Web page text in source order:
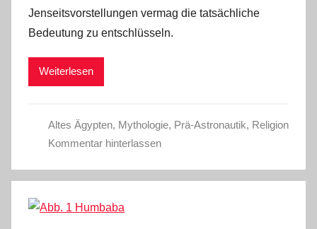
Jenseitsvorstellungen vermag die tatsächliche
Bedeutung zu entschlüsseln.
Weiterlesen
Altes Ägypten, Mythologie, Prä-Astronautik, Religion
Kommentar hinterlassen